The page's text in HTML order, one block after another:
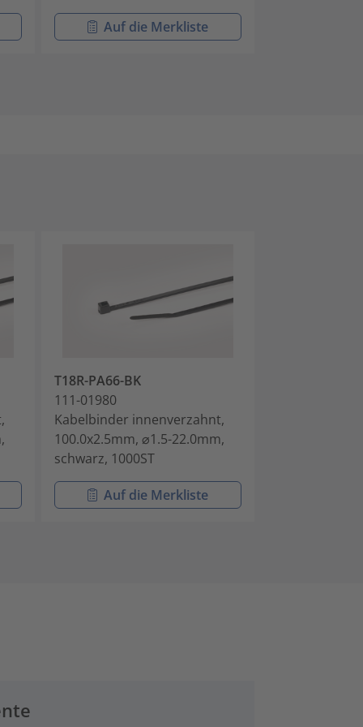
Auf die Merkliste
T18R-PA66-BK
111-01980
Kabelbinder innenverzahnt,
100.0x2.5mm, ⌀1.5-22.0mm,
schwarz, 1000ST
Auf die Merkliste